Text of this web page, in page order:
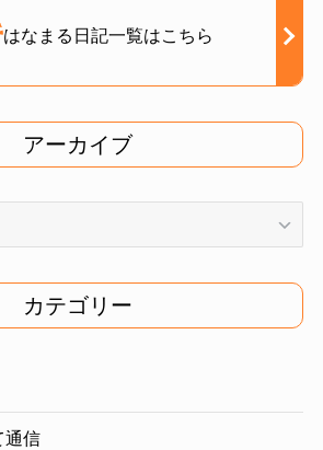
はなまる日記一覧はこちら
アーカイブ
カテゴリー
通信